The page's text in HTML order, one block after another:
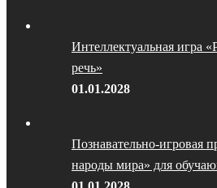
Интеллектуальная игра
речь»
01.01.2028
Познавательно-игровая
народы мира» для